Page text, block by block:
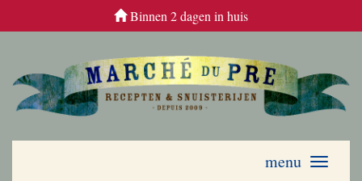
Binnen 2 dagen in huis
Toggle
menu